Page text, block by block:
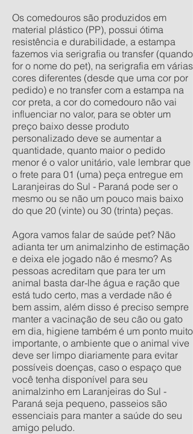
Os comedouros são produzidos em
material plástico (PP), possui ótima
resistência e durabilidade, a estampa
fazemos via serigrafia ou transfer (quando
for o nome do pet), na serigrafia em várias
cores diferentes (desde que uma cor por
pedido) e no transfer com a estampa na
cor preta, a cor do comedouro não vai
influenciar no valor, para se obter um
preço baixo desse produto
personalizado deve se aumentar a
quantidade, quanto maior o pedido
menor é o valor unitário, vale lembrar que
o frete para 01 (uma) peça entregue em
Laranjeiras do Sul - Paraná pode ser o
mesmo ou se não um pouco mais baixo
do que 20 (vinte) ou 30 (trinta) peças.
Agora vamos falar de saúde pet? Não
adianta ter um animalzinho de estimação
e deixa ele jogado não é mesmo? As
pessoas acreditam que para ter um
animal basta dar-lhe água e ração que
está tudo certo, mas a verdade não é
bem assim, além disso é preciso sempre
manter a vacinação de seu cão ou gato
em dia, higiene também é um ponto muito
importante, o ambiente que o animal vive
deve ser limpo diariamente para evitar
possíveis doenças, caso o espaço que
você tenha disponível para seu
animalzinho em Laranjeiras do Sul -
Paraná seja pequeno, passeios são
essenciais para manter a saúde do seu
amigo peludo.